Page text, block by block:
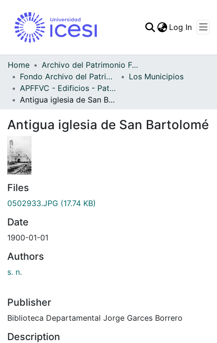
Statistics
Log In
Home
Archivo del Patrimonio Fotográfico y Fílmico del Valle del Cauca
Fondo Archivo del Patrimonio Fotográfico y Fílmico del Valle del Cauca
Los Municipios
APFFVC - Edificios - Patrimonial
Antigua iglesia de San Bartolomé
Antigua iglesia de San Bartolomé
Files
0502933.JPG (17.74 KB)
Date
1900-01-01
Authors
s. n.
Publisher
Biblioteca Departamental Jorge Garces Borrero
Description